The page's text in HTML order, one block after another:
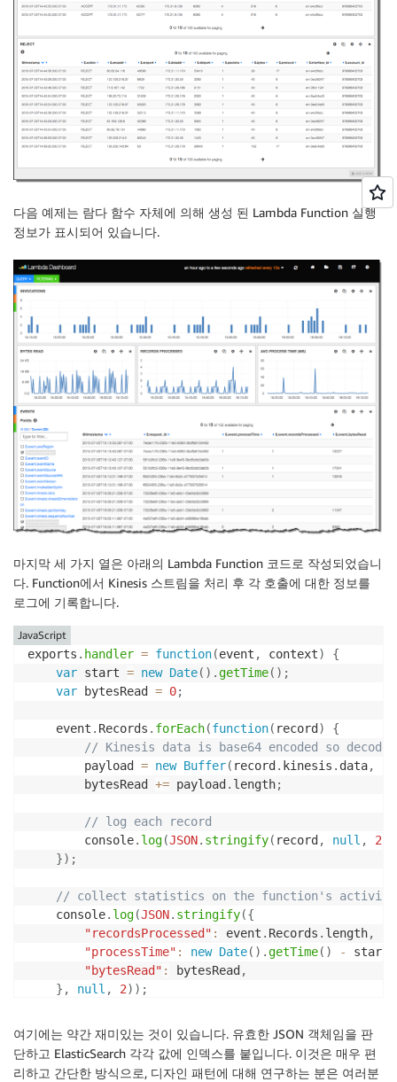
다음 예제는 람다 함수 자체에 의해 생성 된 Lambda Function 실행
정보가 표시되어 있습니다.
마지막 세 가지 열은 아래의 Lambda Function 코드로 작성되었습니
다. Function에서 Kinesis 스트림을 처리 후 각 호출에 대한 정보를
로그에 기록합니다.
exports . handler = function(event , context)
{
var start = new Date( ) .getTime( ) ;
var bytesRead = 0;
    event
. Records . forEach(function( record )
{
// Kinesis data is base64 encoded so decode
        payload
= new Buffer( record . kinesis . data,
        bytesRead
+= payload . length;
// log each record
        console
. log(JSON. stringify( record , null , 2
}) ;
// collect statistics on the function's activity
    console
. log(JSON. stringify({
"recordsProcessed" : event . Records . length,
"processTime" : new Date( ) .getTime( ) - start
"bytesRead" : bytesRead ,
} , null , 2) ) ;
    context
succeed ( "Successfully processed " +
;
JavaScript
여기에는 약간 재미있는 것이 있습니다. 유효한 JSON 객체임을 판
단하고 ElasticSearch 각각 값에 인덱스를 붙입니다. 이것은 매우 편
리하고 간단한 방식으로, 디자인 패턴에 대해 연구하는 분은 여러분